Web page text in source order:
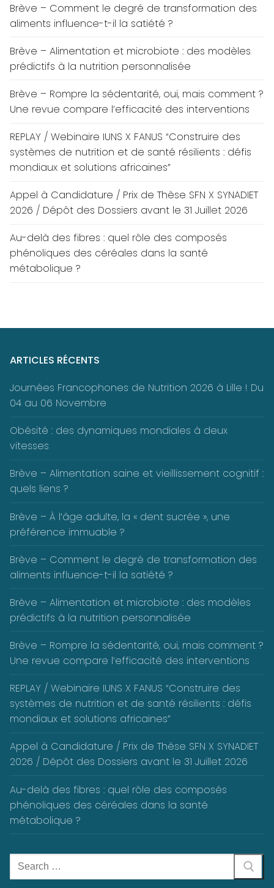
Brève – Comment le degré de transformation des
aliments influence-t-il la satiété ?
Brève – Alimentation et microbiote : des modèles
prédictifs à la nutrition personnalisée
Brève – Rompre la sédentarité, oui, mais comment ?
Une revue compare l’efficacité des interventions
REPLAY / Webinaire IUNS X FANUS “Construire des
systèmes de nutrition et de santé résilients : défis
mondiaux et solutions africaines”
Appel à Candidature / Prix de Thèse SFN X SYNADIET
2026 / Dépôt des Dossiers avant le 31 Juillet 2026
Au-delà des fibres : quel rôle des composés
phénoliques des céréales dans la santé
métabolique ?
ARTICLES RÉCENTS
Journées Francophones de Nutrition 2026 à Lille ! Du
04 au 06 Novembre
Obésité : des dynamiques mondiales à deux
vitesses
Brève – Alimentation saine et vieillissement cognitif :
quels liens ?
Brève – À l’âge adulte, la « dent sucrée », une
préférence immuable ?
Brève – Comment le degré de transformation des
aliments influence-t-il la satiété ?
Brève – Alimentation et microbiote : des modèles
prédictifs à la nutrition personnalisée
Brève – Rompre la sédentarité, oui, mais comment ?
Une revue compare l’efficacité des interventions
REPLAY / Webinaire IUNS X FANUS “Construire des
systèmes de nutrition et de santé résilients : défis
mondiaux et solutions africaines”
Appel à Candidature / Prix de Thèse SFN X SYNADIET
2026 / Dépôt des Dossiers avant le 31 Juillet 2026
Au-delà des fibres : quel rôle des composés
phénoliques des céréales dans la santé
métabolique ?
Rechercher
: